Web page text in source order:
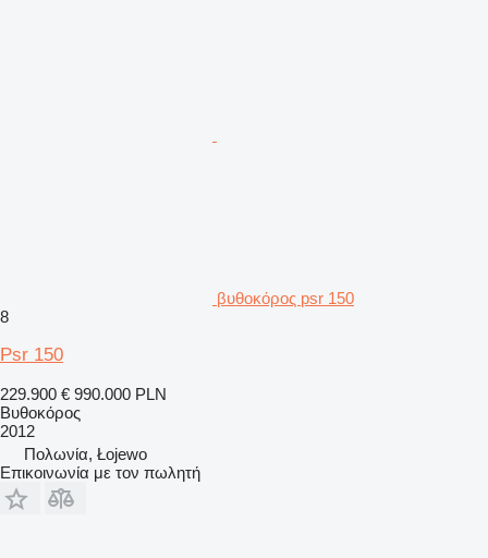
βυθοκόρος psr 150
8
Psr 150
229.900 € 990.000 PLN
Βυθοκόρος
2012
Πολωνία, Łojewo
Επικοινωνία με τον πωλητή